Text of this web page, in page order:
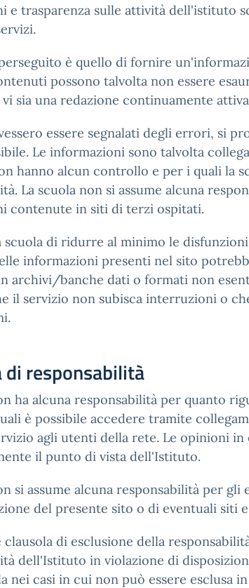
e trasparenza sulle attività dell'istituto
è quello di fornire
possono talvolta non essere
sia una redazione continuamente
essere segnalati degli errori, si
Le informazioni sono talvolta
hanno alcun controllo e per i quali la
La scuola non si assume alcuna
contenute in siti di terzi ospitati.
scuola di ridurre al minimo le
informazioni presenti nel sito
archivi/banche dati o formati non
il servizio non subisca interruzioni o
di responsabilità
ha alcuna responsabilità per quanto
è possibile accedere tramite
agli utenti della rete. Le opinioni
il punto di vista dell'Istituto.
si assume alcuna responsabilità per
del presente sito o di eventuali siti
clausola di esclusione della
dell'Istituto in violazione di
nei casi in cui non può essere esclusa